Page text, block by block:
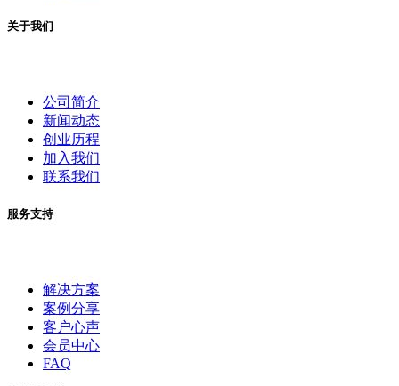
关于我们
公司简介
新闻动态
创业历程
加入我们
联系我们
服务支持
解决方案
案例分享
客户心声
会员中心
FAQ